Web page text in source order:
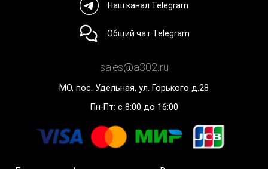
МО, пос. Удельная, ул. Горького д.28
Пн-Пт: с 8:00 до 16:00
Наш канал Telegram
Общий чат Telegram
sales@a302.ru